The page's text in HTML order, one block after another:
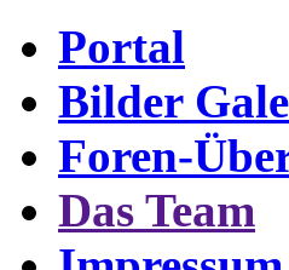
Portal
Bilder
Foren-
Das Team